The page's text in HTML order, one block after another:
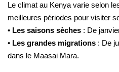
Le climat au Kenya varie selon
meilleures périodes pour visiter
• Les saisons sèches : De
• Les grandes migrations : De
dans le Maasai Mara.